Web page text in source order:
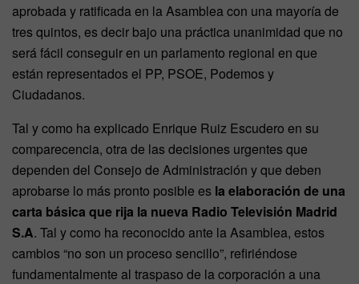
aprobada y ratificada en la Asamblea con una mayoría de
tres quintos, es decir bajo una práctica unanimidad que no
será fácil conseguir en un parlamento regional en que
están representados el PP, PSOE, Podemos y
Ciudadanos.
Tal y como ha explicado Enrique Ruiz Escudero en su
comparecencia, otra de las decisiones urgentes que
dependen del Consejo de Administración y que deben
aprobarse lo más pronto posible es la elaboración de una
carta básica que rija la nueva Radio Televisión Madrid
S.A. Tal y como ha reconocido ante la Asamblea, estos
cambios “no son un proceso sencillo”, refiriéndose
fundamentalmente al traspaso de la corporación a una